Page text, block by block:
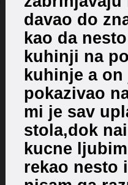
davao do
kao da
kuhinji na
kuhinje a on
pokazivao
mi je sav
stola,dok
kucne
rekao nesto